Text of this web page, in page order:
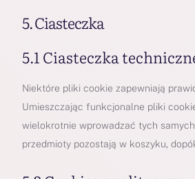
5. Ciasteczka
5.1 Ciasteczka
Niektóre pliki cookie zapewniają
Umieszczając funkcjonalne pliki
wielokrotnie wprowadzać tych
przedmioty pozostają w koszyku,